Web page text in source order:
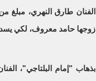
الفنان طارق النهري، مبلغ
زوجها حامد معروف، لكي يسدد
بذهاب "إمام البلتاجي"،